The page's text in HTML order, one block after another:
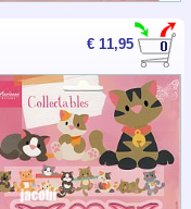
€ 11,95